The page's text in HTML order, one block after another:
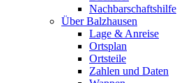
Nachbarschaftshilfe
Über Balzhausen
Lage & Anreise
Ortsplan
Ortsteile
Zahlen und Daten